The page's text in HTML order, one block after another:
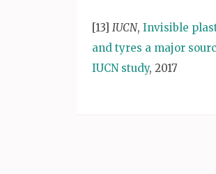
[13] IUCN, Invisible
and tyres a major
IUCN study, 2017